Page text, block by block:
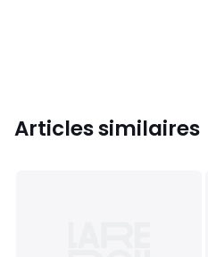
Articles similaires